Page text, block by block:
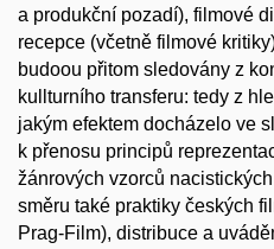
a produkční pozadí), filmové
recepce (včetně filmové
budoou přitom sledovány z
kullturního transferu: tedy z
jakým efektem docházelo ve
k přenosu principů
žánrových vzorců
směru také praktiky českých
Prag-Film), distribuce a